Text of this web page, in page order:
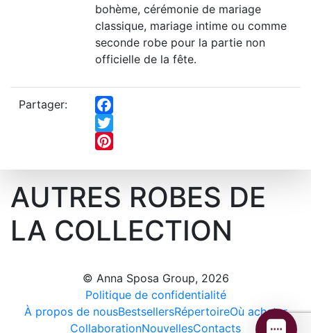
bohème, cérémonie de mariage
classique, mariage intime ou comme
seconde robe pour la partie non
officielle de la fête.
Partager:
Facebook
Twitter
AUTRES ROBES DE
LA COLLECTION
© Anna Sposa Group, 2026
Politique de confidentialité
À propos de nousBestsellersRépertoireOù acheter
CollaborationNouvellesContacts